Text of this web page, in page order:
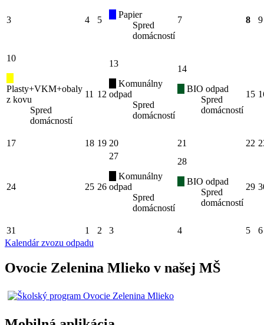
3 4 5
Papier
Spred
domácností
7 8 9
10
Plasty+VKM+obaly
z kovu
Spred
domácností
11 12
13
Komunálny
odpad
Spred
domácností
14
BIO odpad
Spred
domácností
15
17 18 19 20 21 22
24 25 26
27
Komunálny
odpad
Spred
domácností
28
BIO odpad
Spred
domácností
29
31 1 2 3 4 5
6
Kalendár zvozu odpadu
Ovocie Zelenina Mlieko v našej MŠ